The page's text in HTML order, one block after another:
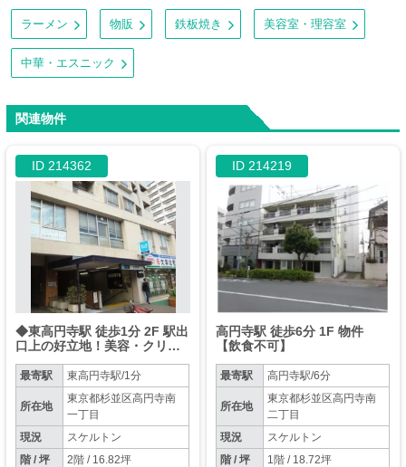
ラーメン 物販 鉄板焼き 美容室・理容室
中華・エスニック
関連物件
ID 214362
◆東高円寺駅 徒歩1分 2F 駅出
口上の好立地！美容・クリニ
最寄駅 東高円寺駅/1分
所在地
東京都杉並区高円寺南
一丁目
現況
スケルトン
階 / 坪
2階 / 16.82坪
ID 214219
高円寺駅 徒歩6分 1F 物件
【飲食不可】
最寄駅 高円寺駅/6分
所在地
東京都杉並区高円寺南
二丁目
現況
スケルトン
階 / 坪
1階 / 18.72坪